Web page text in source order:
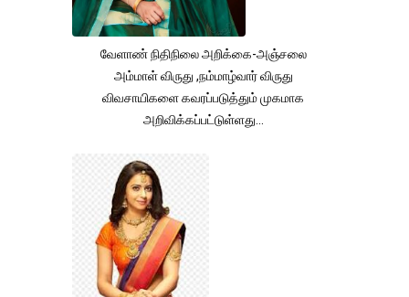
வேளாண் நிதிநிலை அறிக்கை-அஞ்சலை
அம்மாள் விருது ,நம்மாழ்வார் விருது
விவசாயிகளை கவரப்படுத்தும் முகமாக
அறிவிக்கப்பட்டுள்ளது...